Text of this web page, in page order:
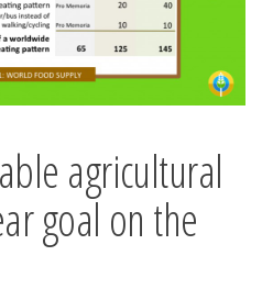
agricultural
goal on the